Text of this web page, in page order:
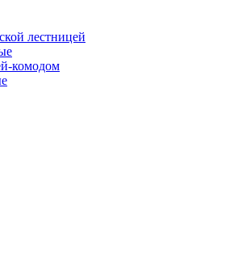
лестницей
комодом